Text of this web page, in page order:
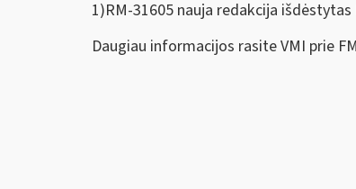
1)RM-31605 nauja redakcija
Daugiau informacijos rasite VMI prie